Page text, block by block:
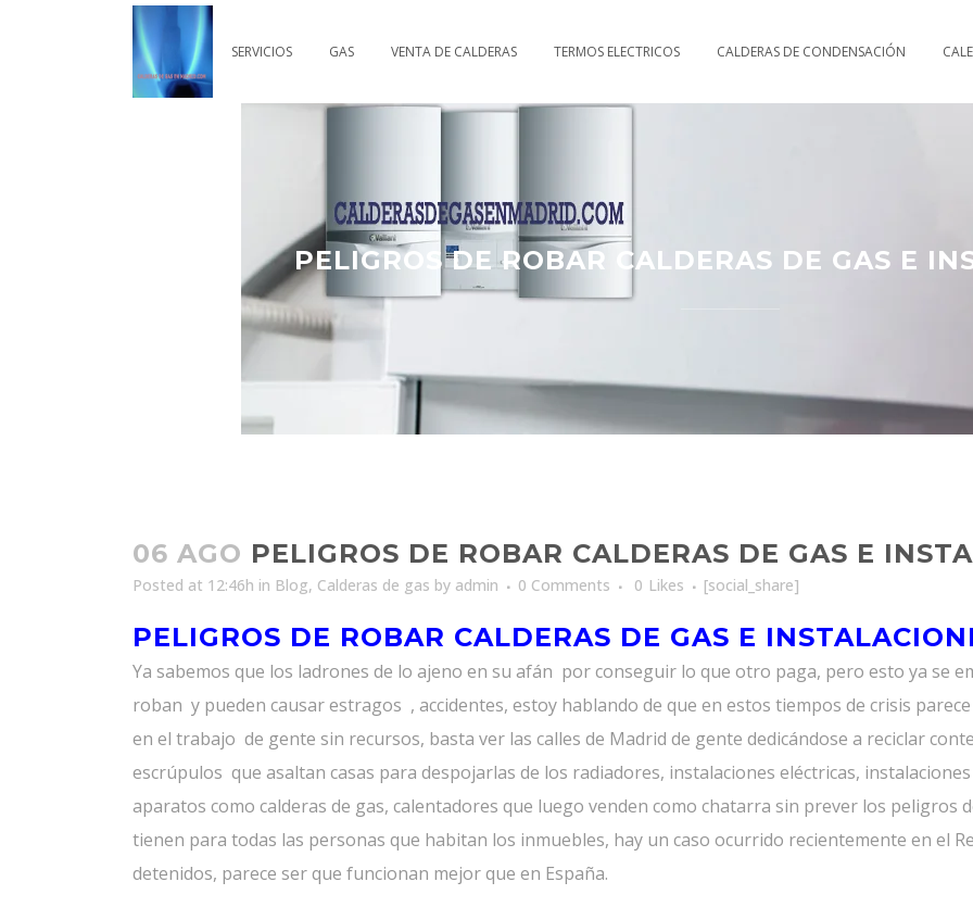
SERVICIOS GAS VENTA DE CALDERAS TERMOS ELECTRICOS CALDERAS DE CONDENSACIÓN
PELIGROS DE ROBAR CALDERAS DE GAS E
06 AGO PELIGROS DE ROBAR CALDERAS DE GAS E
Posted at 12:46h in Blog, Calderas de gas by admin 0 Comments 0 Likes [social_share]
PELIGROS DE ROBAR CALDERAS DE GAS E
Ya sabemos que los ladrones de lo ajeno en su afán por conseguir lo que otro paga, pero esto ya se
roban y pueden causar estragos , accidentes, estoy hablando de que en estos tiempos de crisis
en el trabajo de gente sin recursos, basta ver las calles de Madrid de gente dedicándose a reciclar
escrúpulos que asaltan casas para despojarlas de los radiadores, instalaciones eléctricas,
aparatos como calderas de gas, calentadores que luego venden como chatarra sin prever los peligros
tienen para todas las personas que habitan los inmuebles, hay un caso ocurrido recientemente en el
detenidos, parece ser que funcionan mejor que en España.